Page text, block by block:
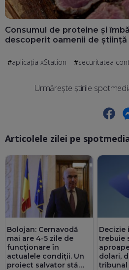
Consumul de proteine și
descoperit oamenii de știință
aplicația xStation securitatea
Urmărește știrile
Articolele zilei pe
Bolojan: Cernavodă
mai are 4-5 zile de
funcționare în
actualele condiții. Un
proiect salvator stă
Decizie
trebuie
dolari,
tribunal